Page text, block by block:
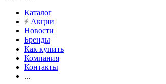
Каталог
Акции
Новости
Бренды
Как купить
Компания
Контакты
...